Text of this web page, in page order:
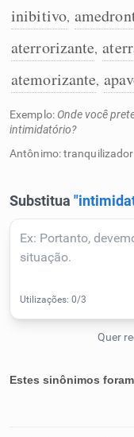
Corrigir Texto
Detector de IA
Conexões
inibitivo,
aterrorizante,
atemorizante,
Exemplo: Onde você
intimidatório?
Antônimo: tranquilizador
Estes sinônimos